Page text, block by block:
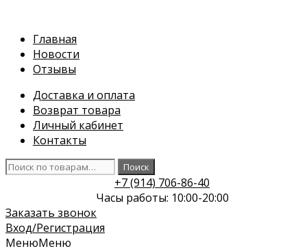
содержимому
Главная
Новости
Отзывы
Доставка и оплата
Возврат товара
Личный кабинет
Контакты
Искать:
Поиск
+7 (914) 706-86-40
Часы работы: 10:00-20:00
Заказать звонок
Вход/Регистрация
МенюМеню